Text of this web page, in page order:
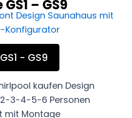
– GS9
- GS9